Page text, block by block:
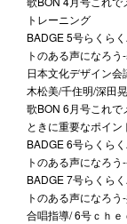
トレーニング
BADGE 5号らくら
トのある声になろう-
日本文化デザイン会
木松美/千住明/深田晃
歌BON 6月号これで
ときに重要なポイン
BADGE 6号らくら
トのある声になろう-
BADGE 7号らくら
トのある声になろう-
合唱指導/ 6号ｃｈ